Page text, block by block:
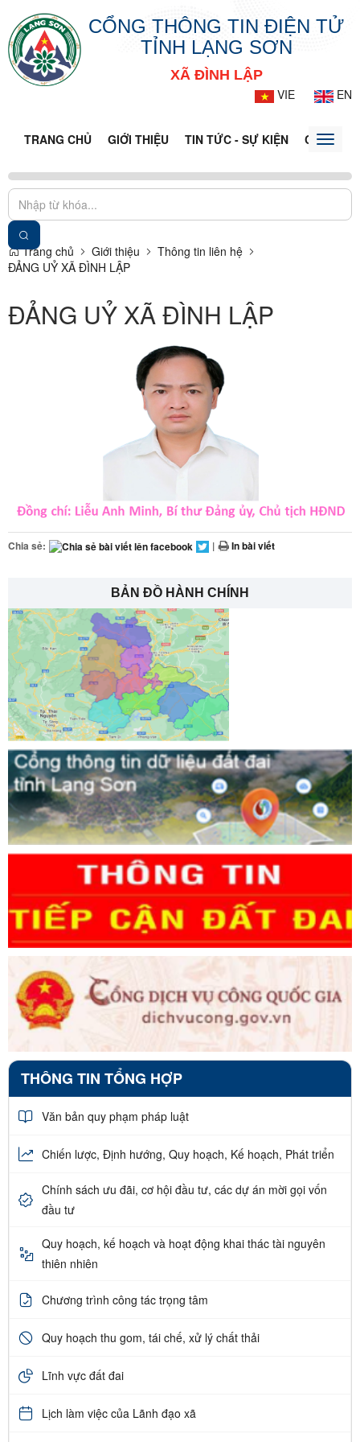
CỔNG THÔNG TIN ĐIỆN TỬ
TỈNH LẠNG SƠN
XÃ ĐÌNH LẬP
VIE
EN
TRANG CHỦ GIỚI THIỆU TIN TỨC - SỰ KIỆN CỔNGToggle
Trang chủ Giới thiệu
Thông tin liên hệ
ĐẢNG UỶ XÃ ĐÌNH LẬP
ĐẢNG UỶ XÃ ĐÌNH LẬP
Chia sẻ: | In bài viết
BẢN ĐỒ HÀNH CHÍNH
THÔNG TIN TỔNG HỢP
Văn bản quy phạm pháp luật
Chiến lược, Định hướng, Quy hoạch, Kế hoạch, Phát triển
Chính sách ưu đãi, cơ hội đầu tư, các dự án mời gọi vốn
đầu tư
Quy hoạch, kế hoạch và hoạt động khai thác tài nguyên
thiên nhiên
Chương trình công tác trọng tâm
Quy hoạch thu gom, tái chế, xử lý chất thải
Lĩnh vực đất đai
Lịch làm việc của Lãnh đạo xã